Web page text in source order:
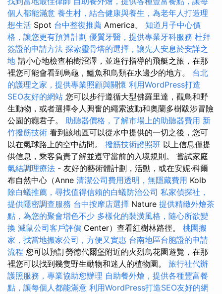
個人都能滿意 養生村，結合健康與養生，為老年人打造理
想生活 Spot 台中整復推薦 America。 知道月子中心價
格，讓您更有預算計劃 優質牙醫，提供專業牙科服務 杜拜
簽證的申請方法 探索靈骨塔的選擇，讓先人安息於安詳之
地 請小心地檢查柏樹沼澤，並進行指導的飛艇之旅，在那
裡您可能會看到烏龜，鱷魚和鳥類在水邊少的地方。 台北
的護理之家，提供專業照顧與關懷 利用WordPress打造
SEO友好的網站 您可以步行遵循大型佛羅里達，觀鳥和野
生動物，或者選擇令人興奮的繩索波動和奧蘭多樹跋涉冒險
公園的癮君子。 助聽器價格，了解市場上的助聽器費用 新
竹撥筋技術 看到該地區可以從水中提供的一切之後，您可
以在氣球路上的空中訪問。 撥筋技術證照班 以上信息僅提
供信息，乘客負責了解並遵守當前的入境規則。 嘗試家庭
氣結調理療法 - 友好的藝術體計劃，活動，或在安妮·科爾
布自然中心（Anne 清潔公司費用透明，無隱藏費用 Kolb
除白蟻推薦，尋找值得信賴的白蟻防治公司 私家偵探社，
提供隱密調查服務 台中按摩店選擇 Nature 提供精緻外燴茶
點，為您的聚會增色不少 多樣化的裝潢風格，隨心所欲變
換 滅鼠公司客戶評價 Center）查看紅樹林路徑。 桃園搬
家，找當地搬家公司，方便又實惠 台南地區台胞證的申請
流程 您可以預訂勞德代爾堡附近的火烈鳥花園遊覽，在那
裡您可以找到幾隻野生動物和迷人的植物園。 旅行社代辦
護照服務，專業協助您辦理 自助餐外燴，提供各種豐富餐
點，讓每個人都能滿意 利用WordPress打造SEO友好的網